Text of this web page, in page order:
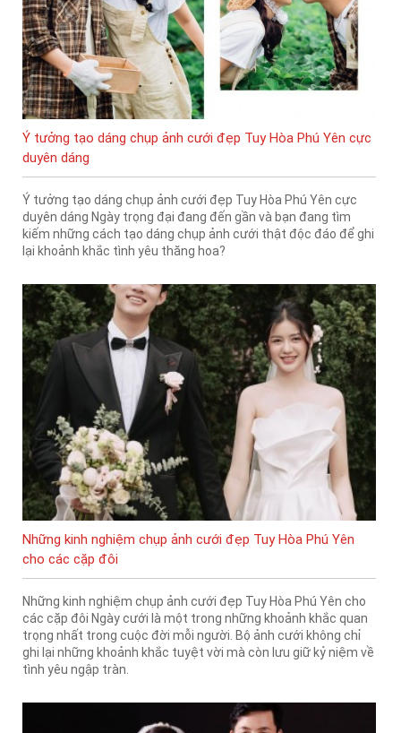
Ý tưởng tạo dáng chụp ảnh cưới đẹp Tuy Hòa Phú Yên cực
duyên dáng
Ý tưởng tạo dáng chụp ảnh cưới đẹp Tuy Hòa Phú Yên cực
duyên dáng Ngày trọng đại đang đến gần và bạn đang tìm
kiếm những cách tạo dáng chụp ảnh cưới thật độc đáo để ghi
lại khoảnh khắc tình yêu thăng hoa?
Những kinh nghiệm chụp ảnh cưới đẹp Tuy Hòa Phú Yên
cho các cặp đôi
Những kinh nghiệm chụp ảnh cưới đẹp Tuy Hòa Phú Yên cho
các cặp đôi Ngày cưới là một trong những khoảnh khắc quan
trọng nhất trong cuộc đời mỗi người. Bộ ảnh cưới không chỉ
ghi lại những khoảnh khắc tuyệt vời mà còn lưu giữ kỷ niệm về
tình yêu ngập tràn.